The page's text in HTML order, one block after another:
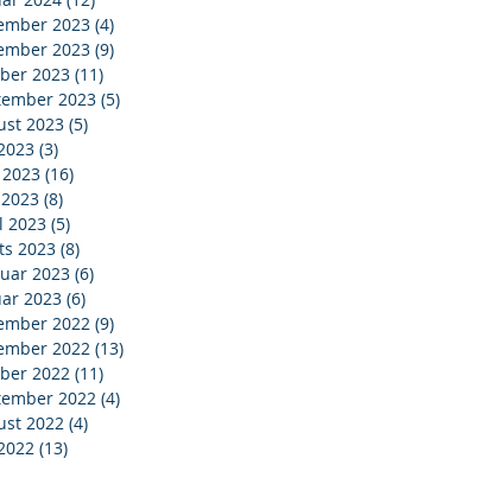
2023 (4)
2023 (9)
2023 (11)
2023 (5)
2023 (5)
(3)
(16)
(8)
2023 (5)
2023 (8)
2023 (6)
2023 (6)
2022 (9)
2022 (13)
2022 (11)
2022 (4)
2022 (4)
(13)